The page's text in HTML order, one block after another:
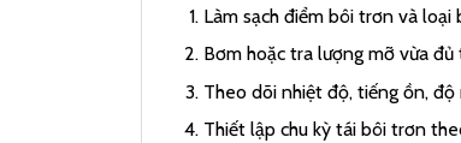
Làm sạch điểm bôi trơn và loại
Bơm hoặc tra lượng mỡ vừa
Theo dõi nhiệt độ, tiếng ồn,
Thiết lập chu kỳ tái bôi trơn